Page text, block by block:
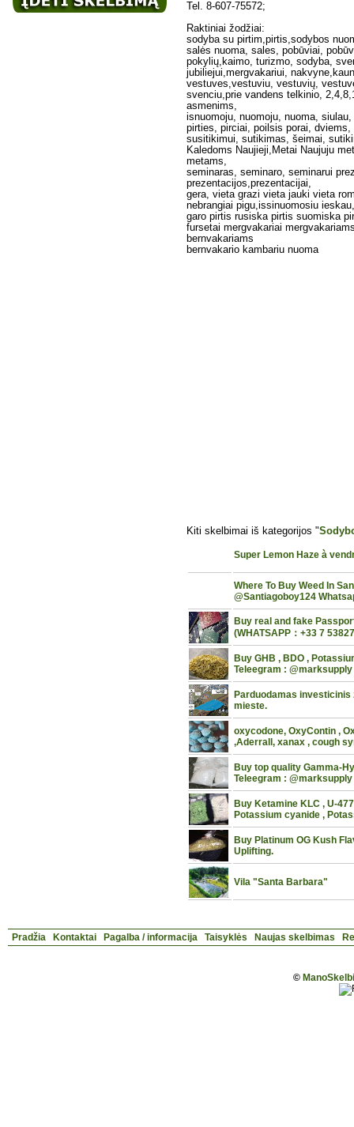
Tel. 8-607-75572;
Raktiniai žodžiai:
sodyba su pirtim,pirtis,sodybos
salės nuoma, sales, pobūviai,
pokylių,kaimo, turizmo, sodyba,
jubiliejui,mergvakariui,
vestuves,vestuviu, vestuvių,
svenciu,prie vandens telkinio,
asmenims,
isnuomoju, nuomoju, nuoma, siulau,
pirties, pirciai, poilsis porai, dviems,
susitikimui, sutikimas, šeimai,
Kaledoms Naujieji,Metai Naujuju
metams,
seminaras, seminaro, seminarui
prezentacijos,prezentacijai,
gera, vieta grazi vieta jauki vieta
nebrangiai pigu,issinuomosiu
garo pirtis rusiska pirtis suomiska
fursetai mergvakariai
bernvakariams
bernvakario kambariu nuoma
Kiti skelbimai iš kategorijos "
Super Lemon Haze à
Where To Buy Weed In
@Santiagoboy124
Buy real and fake
(WHATSAPP：+33 7
Buy GHB , BDO ,
Teleegram : @marksupply
Parduodamas
mieste.
oxycodone, OxyContin ,
,Aderrall, xanax , cough
Buy top quality Gamma-
Teleegram : @marksupply
Buy Ketamine KLC , U-
Potassium cyanide ,
Buy Platinum OG Kush
Uplifting.
Vila "Santa Barbara"
Pradžia Kontaktai Pagalba / informacija Taisyklės Naujas skelbimas
©